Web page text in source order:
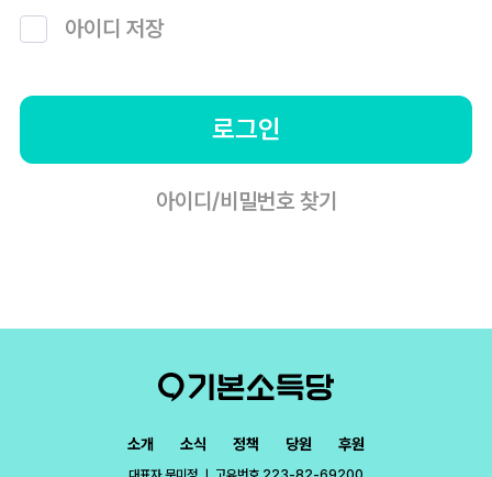
아이디 저장
로그인
아이디/비밀번호 찾기
소개 소식 정책 당원 후원